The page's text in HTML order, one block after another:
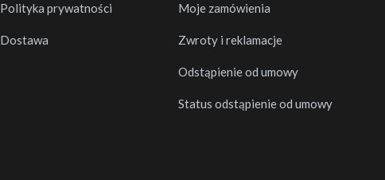
Polityka prywatności
Dostawa
Moje zamówienia
Zwroty i reklamacje
Odstąpienie od umowy
Status odstąpienie od umowy